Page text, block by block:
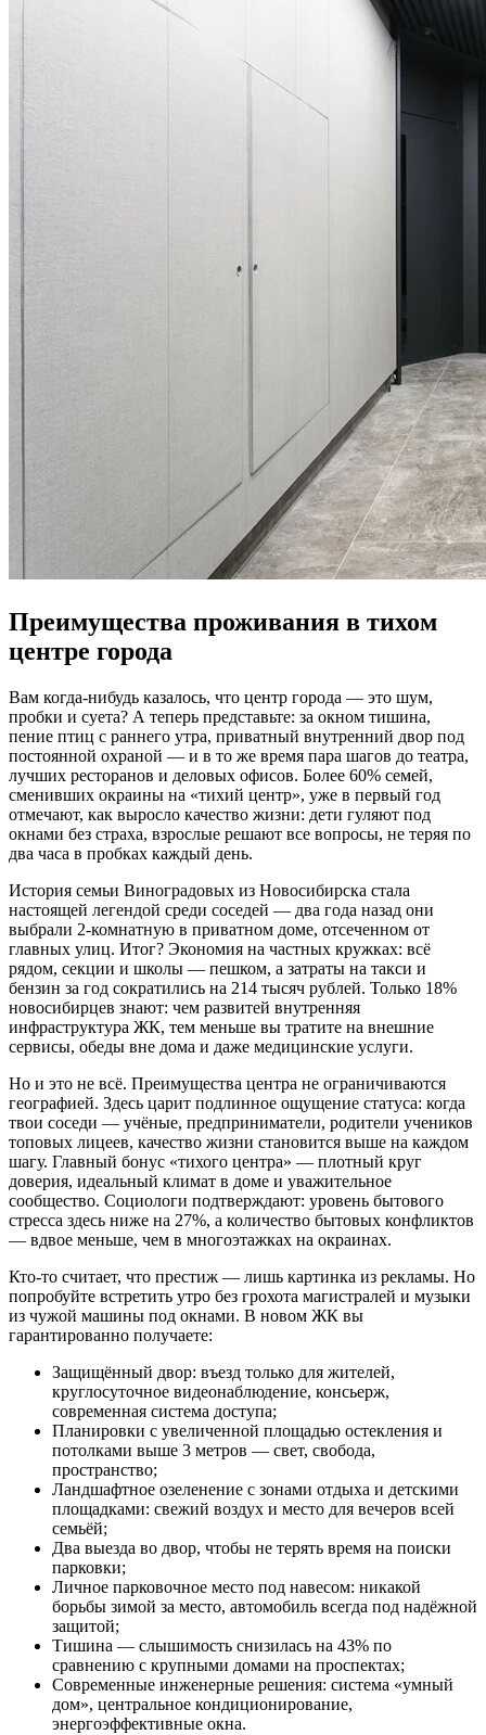
Преимущества проживания в тихом
центре города
Вам когда-нибудь казалось, что центр города — это шум,
пробки и суета? А теперь представьте: за окном тишина,
пение птиц с раннего утра, приватный внутренний двор под
постоянной охраной — и в то же время пара шагов до театра,
лучших ресторанов и деловых офисов. Более 60% семей,
сменивших окраины на «тихий центр», уже в первый год
отмечают, как выросло качество жизни: дети гуляют под
окнами без страха, взрослые решают все вопросы, не теряя по
два часа в пробках каждый день.
История семьи Виноградовых из Новосибирска стала
настоящей легендой среди соседей — два года назад они
выбрали 2-комнатную в приватном доме, отсеченном от
главных улиц. Итог? Экономия на частных кружках: всё
рядом, секции и школы — пешком, а затраты на такси и
бензин за год сократились на 214 тысяч рублей. Только 18%
новосибирцев знают: чем развитей внутренняя
инфраструктура ЖК, тем меньше вы тратите на внешние
сервисы, обеды вне дома и даже медицинские услуги.
Но и это не всё. Преимущества центра не ограничиваются
географией. Здесь царит подлинное ощущение статуса: когда
твои соседи — учёные, предприниматели, родители учеников
топовых лицеев, качество жизни становится выше на каждом
шагу. Главный бонус «тихого центра» — плотный круг
доверия, идеальный климат в доме и уважительное
сообщество. Социологи подтверждают: уровень бытового
стресса здесь ниже на 27%, а количество бытовых конфликтов
— вдвое меньше, чем в многоэтажках на окраинах.
Кто-то считает, что престиж — лишь картинка из рекламы. Но
попробуйте встретить утро без грохота магистралей и музыки
из чужой машины под окнами. В новом ЖК вы
гарантированно получаете:
Защищённый двор: въезд только для жителей,
круглосуточное видеонаблюдение, консьерж,
современная система доступа;
Планировки с увеличенной площадью остекления и
потолками выше 3 метров — свет, свобода,
пространство;
Ландшафтное озеленение с зонами отдыха и детскими
площадками: свежий воздух и место для вечеров всей
семьёй;
Два выезда во двор, чтобы не терять время на поиски
парковки;
Личное парковочное место под навесом: никакой
борьбы зимой за место, автомобиль всегда под надёжной
защитой;
Тишина — слышимость снизилась на 43% по
сравнению с крупными домами на проспектах;
Современные инженерные решения: система «умный
дом», центральное кондиционирование,
энергоэффективные окна.